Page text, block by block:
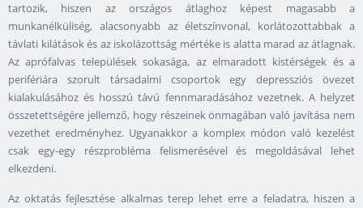
tartozik, hiszen az országos átlaghoz képest magasabb a
munkanélküliség, alacsonyabb az életszínvonal, korlátozottabbak a
távlati kilátások és az iskolázottság mértéke is alatta marad az átlagnak.
Az aprófalvas települések sokasága, az elmaradott kistérségek és a
perifériára szorult társadalmi csoportok egy depressziós övezet
kialakulásához és hosszú távú fennmaradásához vezetnek. A helyzet
összetettségére jellemző, hogy részeinek önmagában való javítása nem
vezethet eredményhez. Ugyanakkor a komplex módon való kezelést
csak egy-egy részprobléma felismerésével és megoldásával lehet
elkezdeni.
Az oktatás fejlesztése alkalmas terep lehet erre a feladatra, hiszen a